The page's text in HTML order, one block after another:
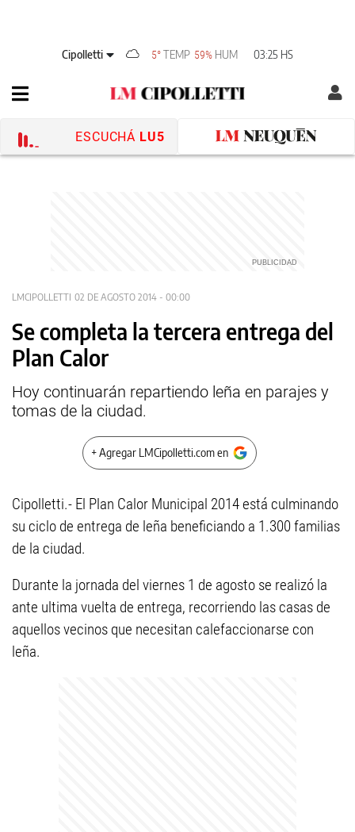
Cipolletti 5° TEMP 59% HUM 03:25 HS
ESCUCHÁ LU5
LMCIPOLLETTI 02 DE AGOSTO 2014 - 00:00
Se completa la tercera entrega del
Plan Calor
Hoy continuarán repartiendo leña en parajes y
tomas de la ciudad.
+ Agregar LMCipolletti.com en
Cipolletti.- El Plan Calor Municipal 2014 está culminando
su ciclo de entrega de leña beneficiando a 1.300 familias
de la ciudad.
Durante la jornada del viernes 1 de agosto se realizó la
ante ultima vuelta de entrega, recorriendo las casas de
aquellos vecinos que necesitan calefaccionarse con
leña.